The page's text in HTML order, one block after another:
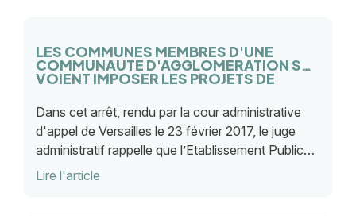
LES COMMUNES MEMBRES D'UNE
COMMUNAUTE D'AGGLOMERATION SE
VOIENT IMPOSER LES PROJETS DE
URBAIN INTERCOMMUNAUX
Dans cet arrêt, rendu par la cour administrative
d'appel de Versailles le 23 février 2017, le juge
administratif rappelle que l’Etablissement Public
de Coopération Intercommunale (EPIC) exerce
Lire l'article